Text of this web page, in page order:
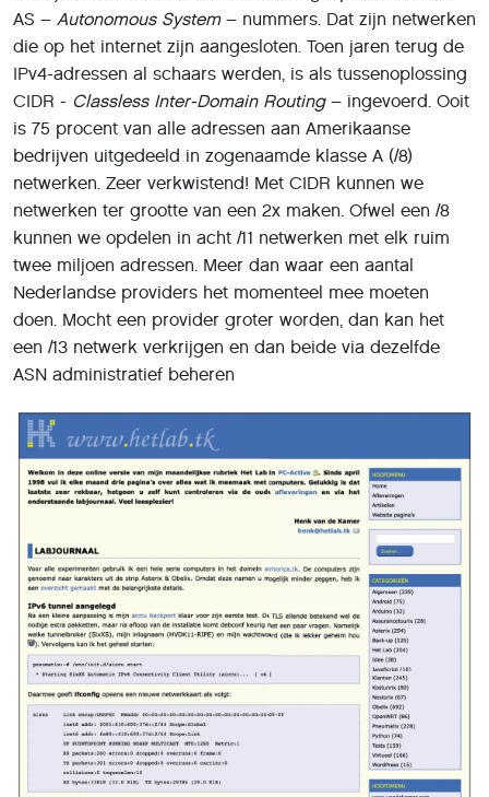
AS – Autonomous System – nummers. Dat zijn netwerken
die op het internet zijn aangesloten. Toen jaren terug de
IPv4-adressen al schaars werden, is als tussenoplossing
CIDR - Classless Inter-Domain Routing – ingevoerd. Ooit
is 75 procent van alle adressen aan Amerikaanse
bedrijven uitgedeeld in zogenaamde klasse A (/8)
netwerken. Zeer verkwistend! Met CIDR kunnen we
netwerken ter grootte van een 2x maken. Ofwel een /8
kunnen we opdelen in acht /11 netwerken met elk ruim
twee miljoen adressen. Meer dan waar een aantal
Nederlandse providers het momenteel mee moeten
doen. Mocht een provider groter worden, dan kan het
een /13 netwerk verkrijgen en dan beide via dezelfde
ASN administratief beheren